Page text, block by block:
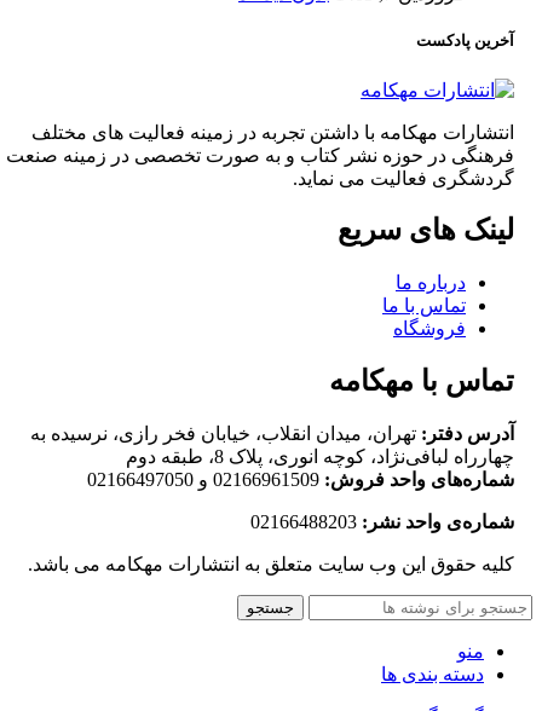
آخرین پادکست
انتشارات مهکامه با داشتن تجربه در زمینه فعالیت های مختلف
فرهنگی در حوزه نشر کتاب و به صورت تخصصی در زمینه صنعت
گردشگری فعالیت می نماید.
لینک های سریع
درباره ما
تماس با ما
فروشگاه
تماس با مهکامه
آدرس دفتر: تهران، میدان انقلاب، خیابان فخر رازی، نرسیده به
چهارراه لبافی‌نژاد، کوچه انوری، پلاک 8، طبقه دوم
شماره‌های واحد فروش: 02166961509 و 02166497050
شماره‌‌ی واحد نشر:
کلیه حقوق این وب سایت متعلق به انتشارات مهکامه می باشد.
جستجو
منو
دسته بندی ها